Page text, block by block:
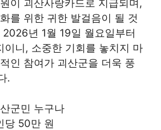
이 괴산사랑카드로 지급되며,
를 위한 귀한 발걸음이 될 것
년 1월 19일 월요일부터
이니, 소중한 기회를 놓치지 마
인 참여가 괴산군을 더욱 풍
.
군민 누구나
당 50만 원